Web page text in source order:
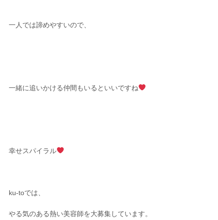
一人では諦めやすいので、
一緒に追いかける仲間もいるといいですね
幸せスパイラル
ku-toでは、
やる気のある熱い美容師を大募集しています。